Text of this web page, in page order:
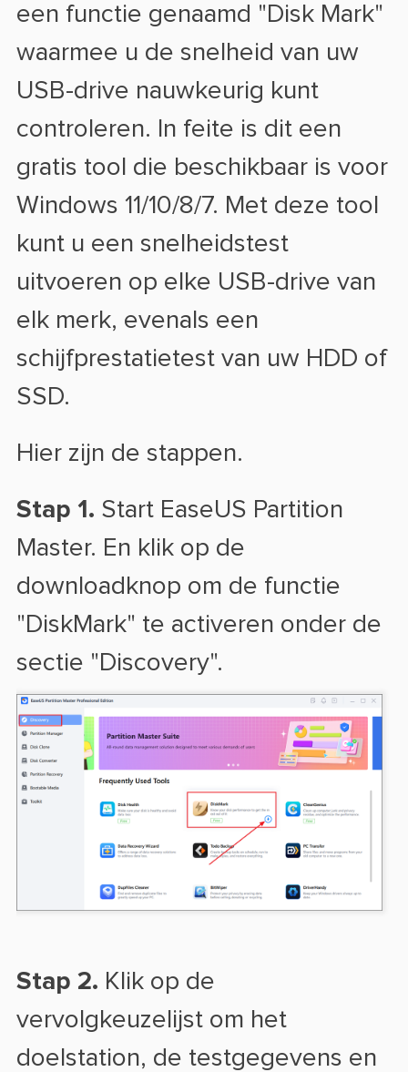
een functie genaamd "Disk Mark"
waarmee u de snelheid van uw
USB-drive nauwkeurig kunt
controleren. In feite is dit een
gratis tool die beschikbaar is voor
Windows 11/10/8/7. Met deze tool
kunt u een snelheidstest
uitvoeren op elke USB-drive van
elk merk, evenals een
schijfprestatietest van uw HDD of
SSD.
Hier zijn de stappen.
Stap 1. Start EaseUS Partition
Master. En klik op de
downloadknop om de functie
"DiskMark" te activeren onder de
sectie "Discovery".
Stap 2. Klik op de
vervolgkeuzelijst om het
doelstation, de testgegevens en